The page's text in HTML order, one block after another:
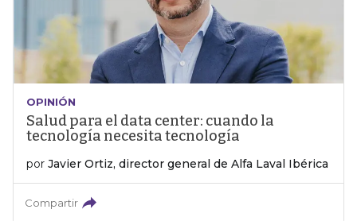
OPINIÓN
Salud para el data center: cuando la
tecnología necesita tecnología
por Javier Ortiz, director general de Alfa Laval Ibérica
Compartir